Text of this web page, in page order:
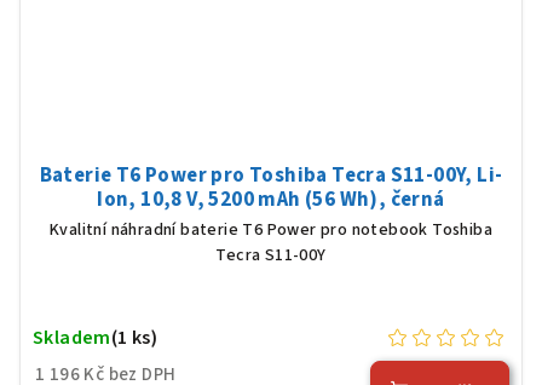
Baterie T6 Power pro Toshiba Tecra S11-00Y, Li-
Ion, 10,8 V, 5200 mAh (56 Wh), černá
Kvalitní náhradní baterie T6 Power pro notebook Toshiba
Tecra S11-00Y
1 196 Kč bez DPH
Skladem(1 ks)